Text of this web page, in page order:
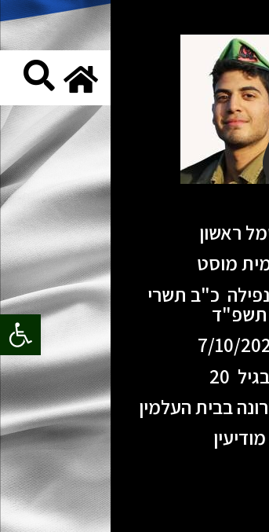
פתח
ראשון
מוסט
כ"ב תשרי
תשפ"ד
7/10/
בגיל 20
בבית העלמין
מודיעין